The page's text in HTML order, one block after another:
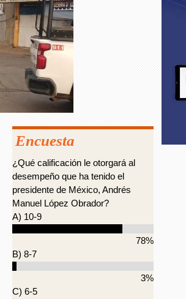
Encuesta
¿Qué calificación le otorgará al
desempeño que ha tenido el
presidente de México, Andrés
Manuel López Obrador?
A) 10-9
78%
B) 8-7
3%
C) 6-5